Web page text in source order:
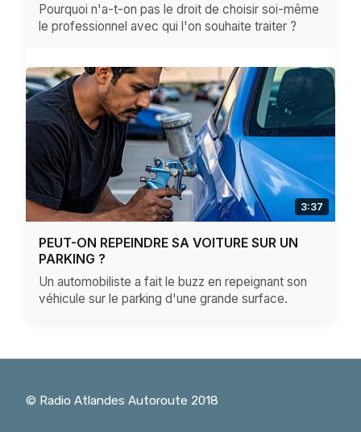
Pourquoi n'a-t-on pas le droit de choisir soi-même
le professionnel avec qui l'on souhaite traiter ?
3:37
PEUT-ON REPEINDRE SA VOITURE SUR UN
PARKING ?
Un automobiliste a fait le buzz en repeignant son
véhicule sur le parking d'une grande surface.
© Radio Atlandes Autoroute 2018